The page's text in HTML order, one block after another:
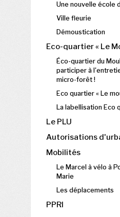
Une nouvelle école
Ville fleurie
Démoustication
Eco-quartier « Le
Éco-quartier du
participer à
micro-forêt !
Eco quartier « Le
La labellisation Eco
Le PLU
Autorisations
Mobilités
Le Marcel à vélo à
Marie
Les déplacements
PPRI